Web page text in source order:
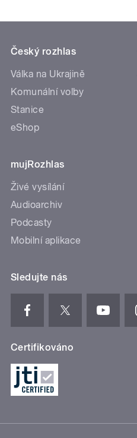
Český rozhlas
Válka na Ukrajině
Komunální volby
Stanice
eShop
mujRozhlas
Živé vysílání
Audioarchiv
Podcasty
Mobilní aplikace
Sledujte nás
Certifikováno